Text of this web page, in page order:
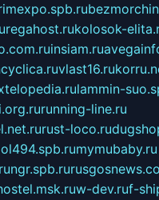
regahost.rukolosok-
insiam.ru
vlast16.ru
lammin-
running-line.ru
rust-loco.ru
mymubaby.ru
ngr.spb.ru
w-dev.ruf-